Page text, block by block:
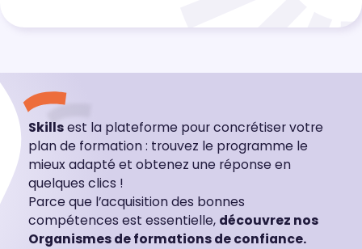
Skillsest la plateforme pour concrétiser votre
plan de formation : trouvez le programme le
mieux adapté et obtenez une réponse en
quelques clics !
Parce que l’acquisition des bonnes
compétences est essentielle, découvrez nos
Organismes de formations de confiance.